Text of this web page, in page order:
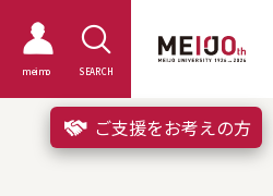
meimo SEARCH
ご支援をお考えの方